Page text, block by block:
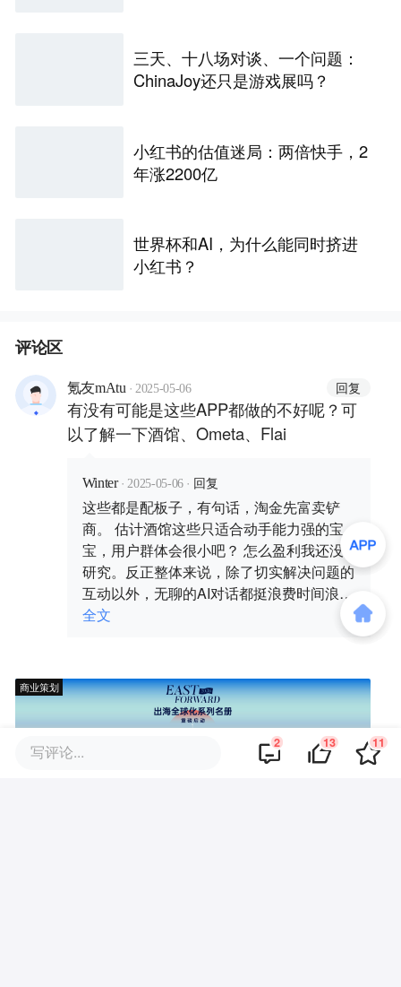
三天、十八场对谈、一个问题：
ChinaJoy还只是游戏展吗？
小红书的估值迷局：两倍快手，2
年涨2200亿
世界杯和AI，为什么能同时挤进
小红书？
评论区
氪友mAtu · 2025-05-06 回复
有没有可能是这些APP都做的不好呢？可
以了解一下酒馆、Ometa、Flai
Winter · 2025-05-06 · 回复
这些都是配板子，有句话，淘金先富卖铲
商。 估计酒馆这些只适合动手能力强的宝
宝，用户群体会很小吧？ 怎么盈利我还没
研究。反正整体来说，除了切实解决问题的
互动以外，无聊的AI对话都挺浪费时间浪费
感情的。。
全文
商业策划
写评论... 2 13 11